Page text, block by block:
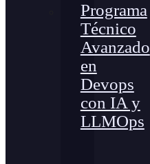
Programa
Técnico
Avanzado
en
Devops
con IA y
LLMOps